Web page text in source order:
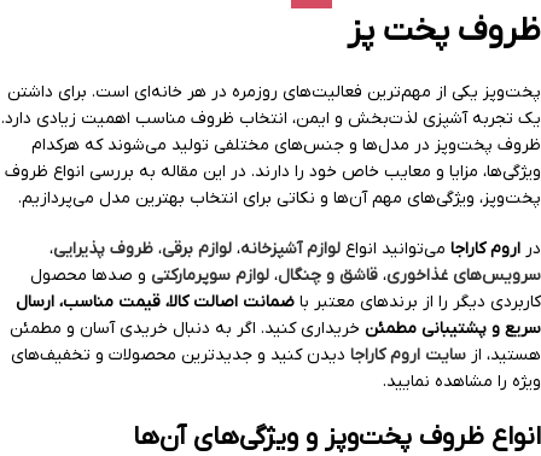
ظروف پخت پز
پخت‌وپز یکی از مهم‌ترین فعالیت‌های روزمره در هر خانه‌ای است. برای داشتن
یک تجربه آشپزی لذت‌بخش و ایمن، انتخاب ظروف مناسب اهمیت زیادی دارد.
ظروف پخت‌وپز در مدل‌ها و جنس‌های مختلفی تولید می‌شوند که هرکدام
ویژگی‌ها، مزایا و معایب خاص خود را دارند. در این مقاله به بررسی انواع ظروف
پخت‌وپز، ویژگی‌های مهم آن‌ها و نکاتی برای انتخاب بهترین مدل می‌پردازیم.
در اروم کاراجا می‌توانید انواع لوازم آشپزخانه، لوازم برقی، ظروف پذیرایی،
سرویس‌های غذاخوری، قاشق و چنگال، لوازم سوپرمارکتی و صدها محصول
کاربردی دیگر را از برندهای معتبر با ضمانت اصالت کالا، قیمت مناسب، ارسال
سریع و پشتیبانی مطمئن خریداری کنید. اگر به دنبال خریدی آسان و مطمئن
هستید، از سایت اروم کاراجا دیدن کنید و جدیدترین محصولات و تخفیف‌های
ویژه را مشاهده نمایید.
انواع ظروف پخت‌وپز و ویژگی‌های آن‌ها